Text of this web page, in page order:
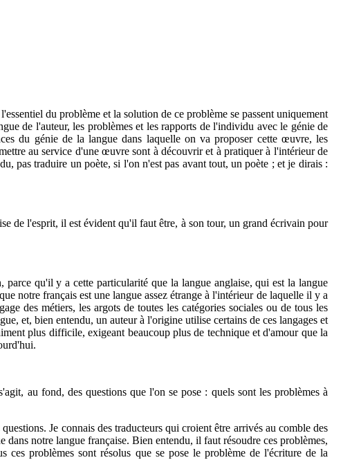
du problème et la solution de ce problème se passent uniquement
de l'auteur, les problèmes et les rapports de l'individu avec le génie de
du génie de la langue dans laquelle on va proposer cette œuvre, les
au service d'une œuvre sont à découvrir et à pratiquer à l'intérieur de
pas traduire un poète, si l'on n'est pas avant tout, un poète ; et je dirais :
de l'esprit, il est évident qu'il faut être, à son tour, un grand écrivain pour
qu'il y a cette particularité que la langue anglaise, qui est la langue
notre français est une langue assez étrange à l'intérieur de laquelle il y a
des métiers, les argots de toutes les catégories sociales ou de tous les
et, bien entendu, un auteur à l'origine utilise certains de ces langages et
plus difficile, exigeant beaucoup plus de technique et d'amour que la
au fond, des questions que l'on se pose : quels sont les problèmes à
Je connais des traducteurs qui croient être arrivés au comble des
notre langue française. Bien entendu, il faut résoudre ces problèmes,
problèmes sont résolus que se pose le problème de l'écriture de la